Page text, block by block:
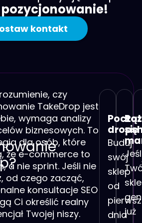
kontakt
czy
TakeDrop jest
wymaga analizy
biznesowych. To
dla osób, które
że e-commerce to
a nie sprint. Jeśli nie
od czego zacząć,
konsultacje SEO
Ci określić realny
Twojej niszy.
Buduj
swój
sklep
od
dnia
się
już